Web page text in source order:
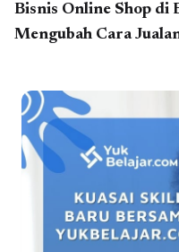
Bisnis Online Shop di
Mengubah Cara